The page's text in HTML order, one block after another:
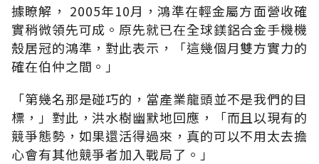
據瞭解， 2005年10月，鴻準在輕金屬方面營收確
實稍微領先可成。原先就已在全球鎂鋁合金手機機
殼居冠的鴻準，對此表示，「這幾個月雙方實力的
確在伯仲之間。」
「第幾名那是碰巧的，當產業龍頭並不是我們的目
標，」對此，洪水樹幽默地回應，「而且以現有的
競爭態勢，如果還活得過來，真的可以不用太去擔
心會有其他競爭者加入戰局了。」